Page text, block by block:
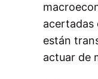
acertadas
están
actuar de